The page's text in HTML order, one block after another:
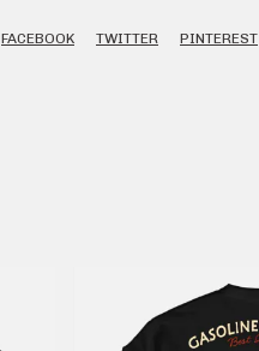
FACEBOOK TWITTER PINTEREST